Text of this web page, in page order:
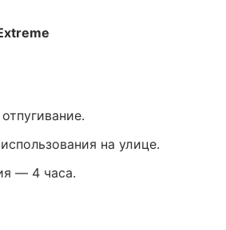
на улице.
— 4 часа.